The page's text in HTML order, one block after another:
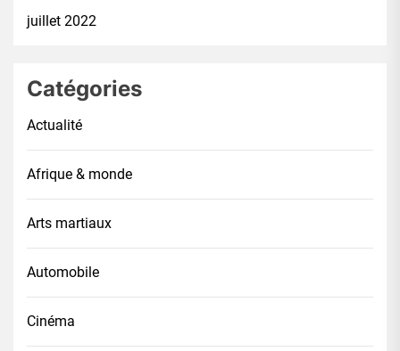
juillet 2022
Catégories
Actualité
Afrique & monde
Arts martiaux
Automobile
Cinéma